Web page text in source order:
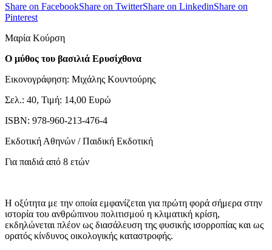
Share on FacebookShare on TwitterShare on LinkedinShare on
Pinterest
Μαρία Κούρση
Ο μύθος του βασιλιά Ερυσίχθονα
Εικονογράφηση: Μιχάλης Κουντούρης
Σελ.: 40, Τιμή: 14,00 Ευρώ
ISBN: 978-960-213-476-4
Εκδοτική Αθηνών / Παιδική Εκδοτική
Για παιδιά από 8 ετών
Η οξύτητα με την οποία εμφανίζεται για πρώτη φορά σήμερα στην
ιστορία του ανθρώπινου πολιτισμού η κλιματική κρίση,
εκδηλώνεται πλέον ως διασάλευση της φυσικής ισορροπίας και ως
ορατός κίνδυνος οικολογικής καταστροφής.